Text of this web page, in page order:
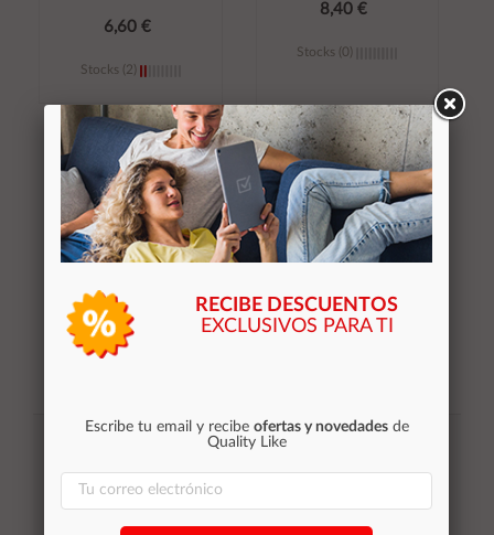
6,60 €
Stocks (2)
Añadir al
carrito
8,40 €
Stocks (0)
Añadir al
carrito
Suscribirse
Acepto lapolítica de privacidad
RECIBE DESCUENTOS
EXCLUSIVOS PARA TI
Escribe tu email y recibe ofertas y novedadesde
Quality Like